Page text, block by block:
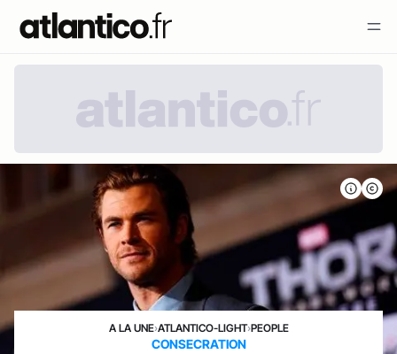
A LA UNE›ATLANTICO-LIGHT›PEOPLE
CONSECRATION